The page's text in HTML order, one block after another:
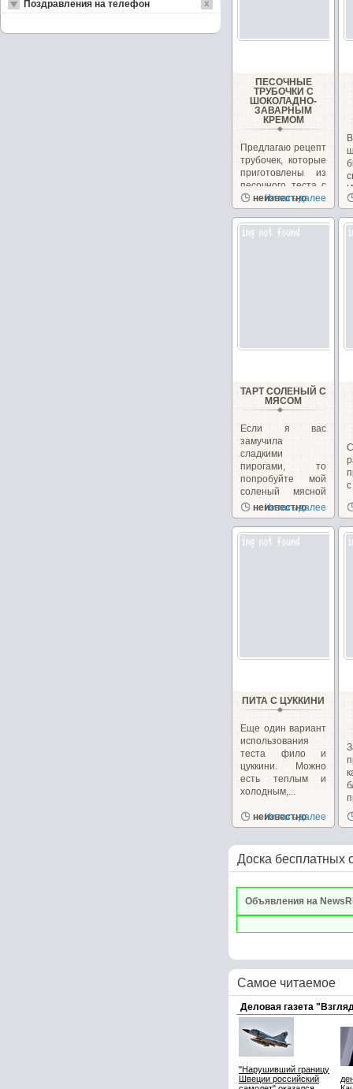
ПЕСОЧНЫЕ
ТРУБОЧКИ С
ШОКОЛАДНО-
ЗАВАРНЫМ
КРЕМОМ
Предлагаю рецепт
трубочек, которые
приготовлены из
песочного теста с
шоколадно-
заварным...
неизвестно
Читать далее
ТАРТ СОЛЕНЫЙ С
МЯСОМ
Если я вас
замучила
сладкими
пирогами, то
попробуйте мой
соленый мясной
киш!...неизвестно
Читать далее
ПИТА С ЦУККИНИ
Еще один вариант
использования
теста фило и
цуккини. Можно
есть теплым и
холодным,...
неизвестно
Читать далее
Доска бесплатных
Объявления на
Самое читаемое
Поздравления на телефон